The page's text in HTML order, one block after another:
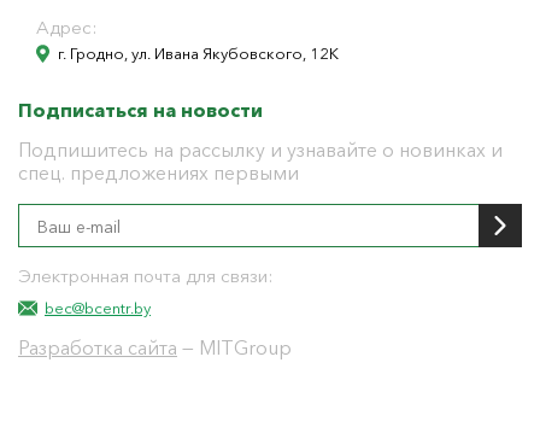
Адрес:
г. Гродно, ул. Ивана Якубовского, 12К
Подписаться на новости
Подпишитесь на рассылку и узнавайте о новинках и
спец. предложениях первыми
Электронная почта для связи:
bec@bcentr.by
Разработка сайта — MITGroup